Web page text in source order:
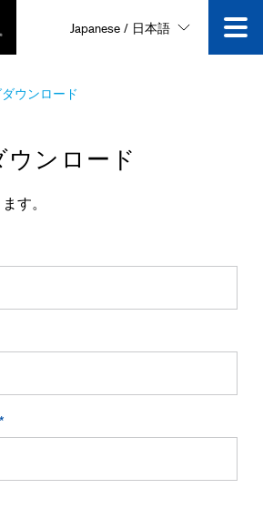
Japanese / 日本語
ウンロード
ンロード
す。